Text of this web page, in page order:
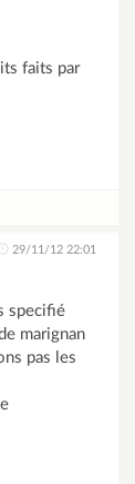
faits par
29/11/12 22:01
specifié
marignan
pas les